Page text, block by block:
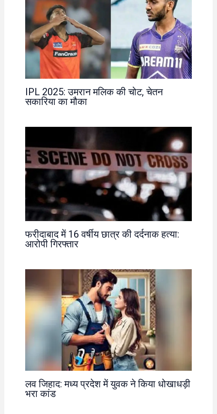
IPL 2025: उमरान मलिक की चोट, चेतन
सकारिया का मौका
फरीदाबाद में 16 वर्षीय छात्र की दर्दनाक हत्या:
आरोपी गिरफ्तार
लव जिहाद: मध्य प्रदेश में युवक ने किया धोखाधड़ी
भरा कांड